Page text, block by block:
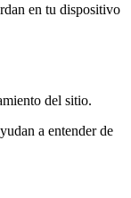
en tu dispositivo
del sitio.
a entender de